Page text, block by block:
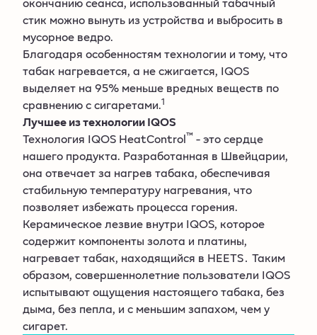
стик можно вынуть из устройства и выбросить в
мусорное ведро.
Благодаря особенностям технологии и тому, что
табак нагревается, а не сжигается, IQOS
выделяет на 95% меньше вредных веществ по
сравнению с сигаретами.1
Лучшее из технологии IQOS
Технология IQOS HeatControl™ - это сердце
нашего продукта. Разработанная в Швейцарии,
она отвечает за нагрев табака, обеспечивая
стабильную температуру нагревания, что
позволяет избежать процесса горения.
Керамическое лезвие внутри IQOS, которое
содержит компоненты золота и платины,
нагревает табак, находящийся в HEETS․ Таким
образом, совершеннолетние пользователи IQOS
испытывают ощущения настоящего табака, без
дыма, без пепла, и с меньшим запахом, чем у
сигарет.